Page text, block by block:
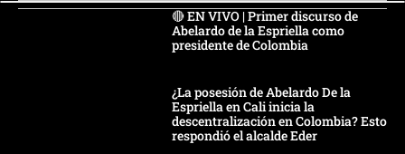
🔴 EN VIVO | Primer discurso de
Abelardo de la Espriella como
presidente de Colombia
¿La posesión de Abelardo De la
Espriella en Cali inicia la
descentralización en Colombia? Esto
respondió el alcalde Eder